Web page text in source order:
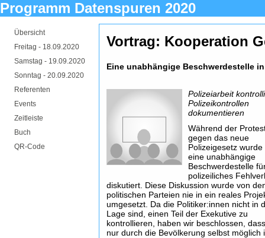
Programm Datenspuren 2020
Übersicht
Freitag - 18.09.2020
Samstag - 19.09.2020
Sonntag - 20.09.2020
Referenten
Events
Zeitleiste
Buch
QR-Code
Vortrag: Kooperation
Eine unabhängige Beschwerdestelle
Polizeiarbeit
Polizeikontrollen
dokumentieren
Während der
gegen das neue
Polizeigesetz
eine unabhängige
Beschwerdestelle
polizeiliches
diskutiert. Diese Diskussion wurde von
politischen Parteien nie in ein reales
umgesetzt. Da die Politiker:innen nicht in
Lage sind, einen Teil der Exekutive zu
kontrollieren, haben wir beschlossen,
nur durch die Bevölkerung selbst möglich